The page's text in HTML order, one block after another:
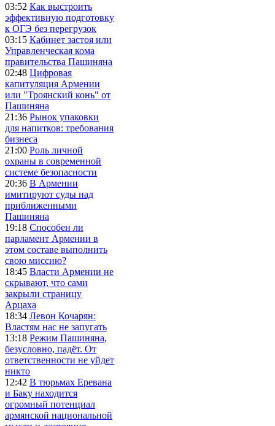
03:52 Как выстроить
эффективную подготовку
к ОГЭ без перегрузок
03:15 Кабинет застоя или
Управленческая кома
правительства Пашиняна
02:48 Цифровая
капитуляция Армении
или "Троянский конь" от
Пашиняна
21:36 Рынок упаковки
для напитков: требования
бизнеса
21:00 Роль личной
охраны в современной
системе безопасности
20:36 В Армении
имитируют суды над
приближенными
Пашиняна
19:18 Способен ли
парламент Армении в
этом составе выполнить
свою миссию?
18:45 Власти Армении не
скрывают, что сами
закрыли страницу
Арцаха
18:34 Левон Кочарян:
Властям нас не запугать
13:18 Режим Пашиняна,
безусловно, падёт. От
ответственности не уйдет
никто
12:42 В тюрьмах Еревана
и Баку находится
огромный потенциал
армянской национальной